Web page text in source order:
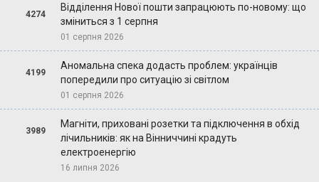
4274
Відділення Нової пошти запрацюють по-новому: що
зміниться з 1 серпня
01 серпня 2026
4199
Аномальна спека додасть проблем: українців
попередили про ситуацію зі світлом
01 серпня 2026
3989
Магніти, приховані розетки та підключення в обхід
лічильників: як на Вінниччині крадуть
електроенергію
16 липня 2026